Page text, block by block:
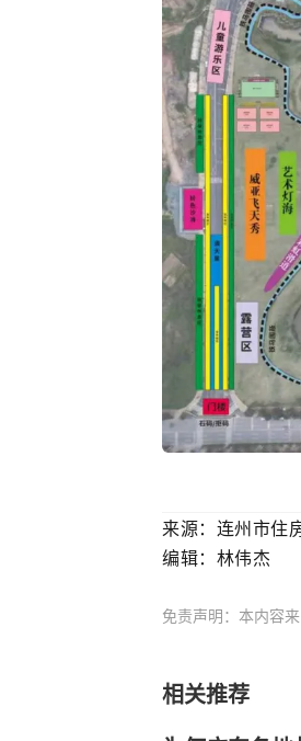
来源： 连州市住
编辑：林伟杰
免责声明：本内容
相关推荐